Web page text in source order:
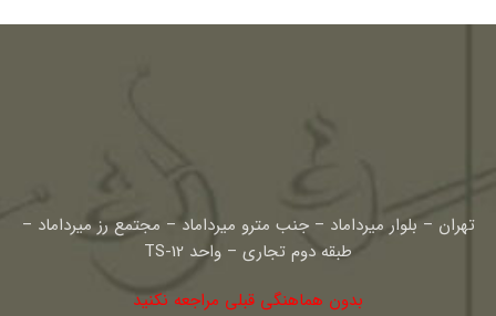
تهران – بلوار میرداماد – جنب مترو میرداماد – مجتمع رز میرداماد –
طبقه دوم تجاری – واحد TS-12
بدون هماهنگی قبلی مراجعه نکنید